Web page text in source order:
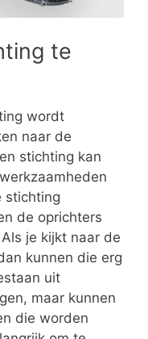
te
wordt
naar de
stichting kan
stichting
de oprichters
je kijkt naar de
kunnen die erg
uit
maar kunnen
die worden